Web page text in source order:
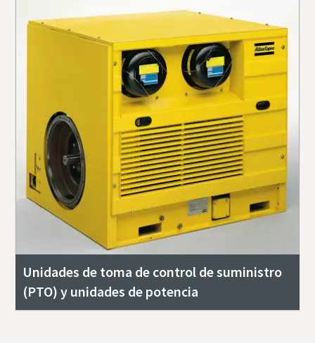
Unidades de toma de control de suministro
(PTO) y unidades de potencia